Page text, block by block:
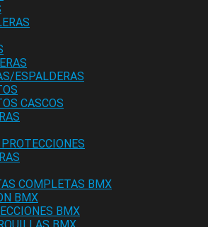
ESPALDERAS
CASCOS
COMPLETAS BMX
BMX
BMX